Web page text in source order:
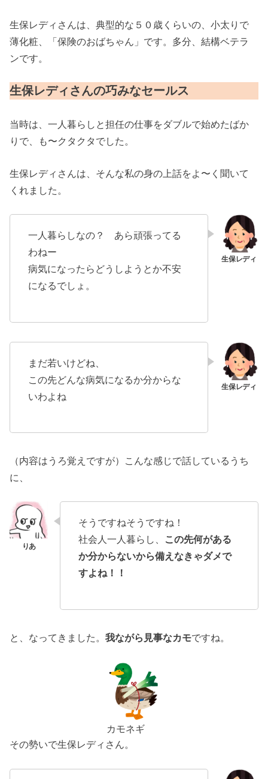
生保レディさんは、典型的な５０歳くらいの、小太りで
薄化粧、「保険のおばちゃん」です。多分、結構ベテラ
ンです。
生保レディさんの巧みなセールス
当時は、一人暮らしと担任の仕事をダブルで始めたばか
りで、も〜クタクタでした。
生保レディさんは、そんな私の身の上話をよ〜く聞いて
くれました。
一人暮らしなの？ あら頑張ってる
わねー
病気になったらどうしようとか不安
になるでしょ。
まだ若いけどね、
この先どんな病気になるか分からな
いわよね
（内容はうろ覚えですが）こんな感じで話しているうち
に、
そうですねそうですね！
社会人一人暮らし、 この先何がある
か分からないから備えなきゃダメで
すよね！！
と、なってきました。我ながら見事なカモですね。
カモネギ
その勢いで生保レディさん。